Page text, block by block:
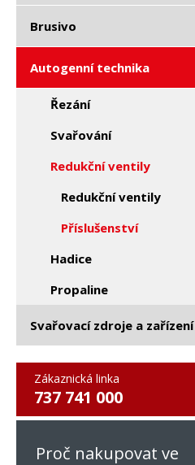
Brusivo
Autogenní technika
Řezání
Svařování
Redukční ventily
Redukční ventily
Příslušenství
Hadice
Propaline
Svařovací zdroje a zařízení
Zákaznická linka
737 741 000
Proč nakupovat ve